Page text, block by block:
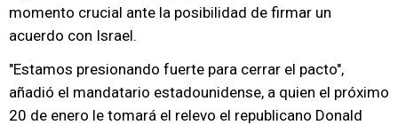
momento crucial ante la posibilidad de firmar un
acuerdo con Israel.
"Estamos presionando fuerte para cerrar el pacto",
añadió el mandatario estadounidense, a quien el próximo
20 de enero le tomará el relevo el republicano Donald